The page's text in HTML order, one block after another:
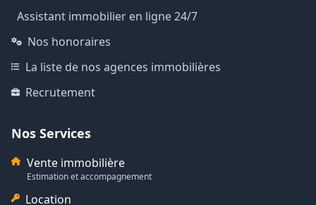
Assistant immobilier en ligne 24/7
Nos honoraires
La liste de nos agences immobilières
Recrutement
Nos Services
Vente immobilière
Estimation et accompagnement
Location